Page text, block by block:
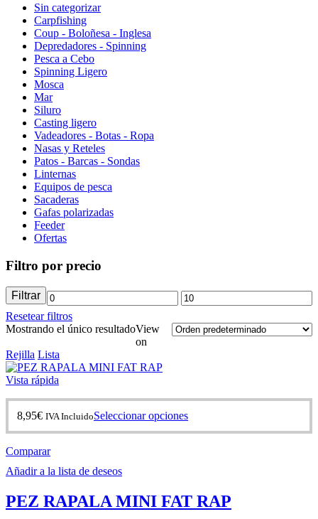
Sin categorizar
Carpfishing
Coup - Boloñesa - Inglesa
Depredadores - Spinning
Pesca a Cebo
Spinning Ligero
Mosca
Mar
Siluro
Casting ligero
Vadeadores - Botas - Ropa
Nasas y Reteles
Patos - Barcas - Sondas
Linternas
Equipos de pesca
Sacaderas
Gafas polarizadas
Feeder
Ofertas
Filtro por precio
Precio
mínimo
Precio
máximo
Filtrar
Resetear filtros
Mostrando el único resultadoView
on
Rejilla Lista
Vista rápida
8,95€ IVA IncluidoSeleccionar opcionesEste
producto
se
Comparar
Añadir a la lista de deseos
PEZ RAPALA MINI FAT RAP